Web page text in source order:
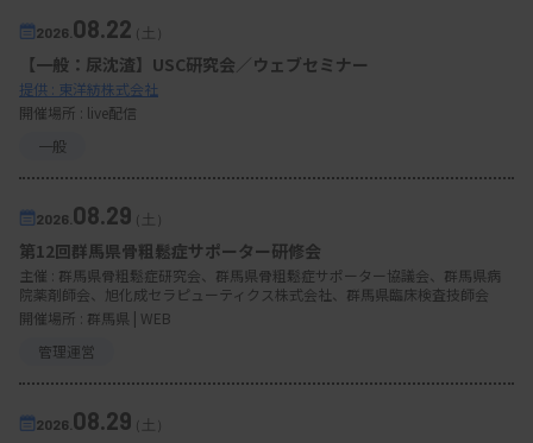
2026. 08.22（土）
【一般：尿沈渣】USC研究会／ウェブセミナー
提供 : 東洋紡株式会社
開催場所 : live配信
一般
2026. 08.29（土）
第12回群馬県骨粗鬆症サポーター研修会
主催 : 群馬県骨粗鬆症研究会、群馬県骨粗鬆症サポーター協議会、群馬県病
院薬剤師会、旭化成セラピューティクス株式会社、群馬県臨床検査技師会
開催場所 : 群馬県 | WEB
管理運営
2026. 08.29（土）